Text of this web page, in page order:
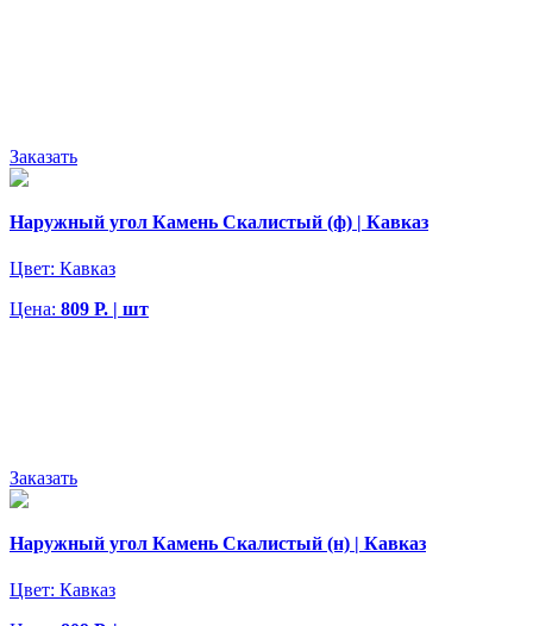
Заказать
Наружный угол Камень Скалистый (ф) | Кавказ
Цвет: Кавказ
Цена: 809 Р. | шт
Заказать
Наружный угол Камень Скалистый (н) | Кавказ
Цвет: Кавказ